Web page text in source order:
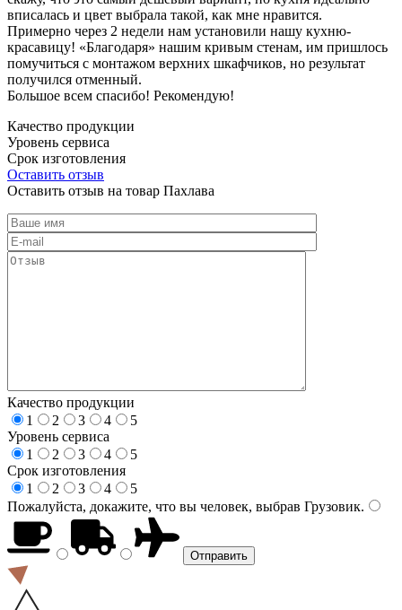
вписалась и цвет выбрала такой, как мне нравится.
Примерно через 2 недели нам установили нашу кухню-
красавицу! «Благодаря» нашим кривым стенам, им пришлось
помучиться с монтажом верхних шкафчиков, но результат
получился отменный.
Большое всем спасибо! Рекомендую!
Качество продукции
Уровень сервиса
Срок изготовления
Оставить отзыв
Оставить отзыв на товар Пахлава
Качество продукции
1
2 3 4
5
Уровень сервиса
1
2 3 4
5
Срок изготовления
1
2 3 4
5
Пожалуйста, докажите, что вы человек, выбрав Грузовик.